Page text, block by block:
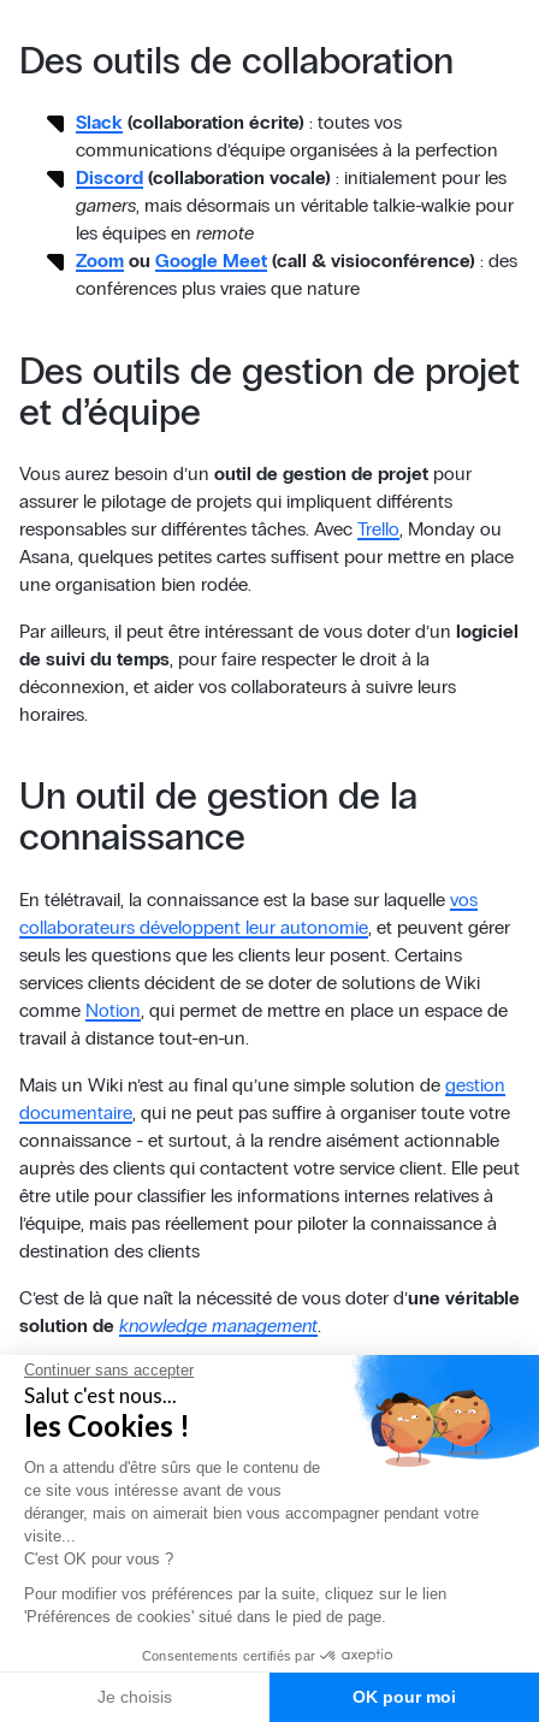
Des outils de collaboration
Slack(collaboration écrite): toutes vos
communications d’équipe organisées à la perfection
Discord(collaboration vocale): initialement pour les
gamers, mais désormais un véritable talkie-walkie pour
les équipes en remote
Zoomou Google Meet(call & visioconférence): des
conférences plus vraies que nature
Des outils de gestion de projet
et d’équipe
Vous aurez besoin d’un outil de gestion de projetpour
assurer le pilotage de projets qui impliquent différents
responsables sur différentes tâches. Avec Trello, Monday ou
Asana, quelques petites cartes suffisent pour mettre en place
une organisation bien rodée.
Par ailleurs, il peut être intéressant de vous doter d’un logiciel
de suivi du temps, pour faire respecter le droit à la
déconnexion, et aider vos collaborateurs à suivre leurs
horaires.
Un outil de gestion de la
connaissance
En télétravail, la connaissance est la base sur laquelle vos
collaborateurs développent leur autonomie, et peuvent gérer
seuls les questions que les clients leur posent. Certains
services clients décident de se doter de solutions de Wiki
comme Notion, qui permet de mettre en place un espace de
travail à distance tout-en-un.
Mais un Wiki n’est au final qu’une simple solution de gestion
documentaire, qui ne peut pas suffire à organiser toute votre
connaissance - et surtout, à la rendre aisément actionnable
auprès des clients qui contactent votre service client. Elle peut
être utile pour classifier les informations internes relatives à
l’équipe, mais pas réellement pour piloter la connaissance à
destination des clients
C’est de là que naît la nécessité de vous doter d’une véritable
solution de knowledge management.
Maydayrend votre connaissance et vos processus de
résolution disponibles partout et à tout moment. Notre suite
logicielle deknowledge empowerment
comprend à la fois une
base de connaissance interne collaborative, une solutionself-
service pour vos clients (FAQ), et une plateforme de formation
pour les équipes.
Et pour simplifier votre gestion de la connaissance, Mayday
intègre également des fonctionnalités d’intelligence artificielle,
qui vous aident à gérer tout le cycle de vie de votre
d’obsolescence automatisées, harmonisation des contenus,
fluidification de la recherche dans la base… Autant de petits
Continuer sans accepter
Salut c'est nous...
les Cookies !
On a attendu d'être sûrs que le contenu de
ce site vous intéresse avant de vous
déranger, mais on aimerait bien vous accompagner pendant votre
visite...
C'est OK pour vous ?
Pour modifier vos préférences par la suite, cliquez sur le lien
'Préférences de cookies' situé dans le pied de page.
Consentements certifiés par
Je choisis OK pour moi